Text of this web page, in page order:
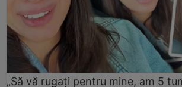
„Să vă rugați pentru mine, am 5